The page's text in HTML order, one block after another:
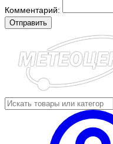
Комментарий:
Отправить